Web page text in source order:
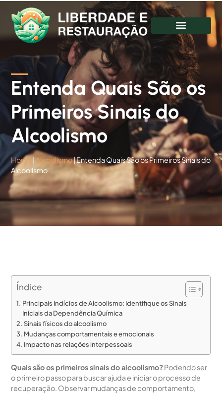
Entenda Quais São os
Primeiros Sinais do
Alcoolismo
Home|Alcoolismo|Entenda Quais São os Primeiros Sinais do
Alcoolismo
Índice
Principais Indícios de Alcoolismo: Identifique os Sinais
Iniciais da Dependência Química
Sinais físicos do alcoolismo
Mudanças comportamentais e emocionais
Impacto nas relações interpessoais
Quais são os primeiros sinais do alcoolismo?Podendo ser
o primeiro passo para buscar ajuda e iniciar o processo de
recuperação. Observar mudanças de comportamento,